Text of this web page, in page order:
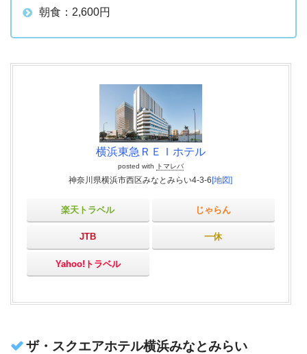
朝食：2,600円
横浜東急ＲＥＩホテル
posted with トマレバ
神奈川県横浜市西区みなとみらい4-3-6[地図]
楽天トラベル じゃらん
JTB 一休
Yahoo!トラベル
ザ・スクエアホテル横浜みなとみらい